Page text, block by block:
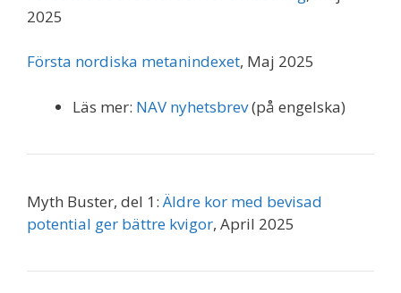
2025
Första nordiska metanindexet, Maj 2025
Läs mer: NAV nyhetsbrev(på engelska)
Myth Buster, del 1:Äldre kor med bevisad
potential ger bättre kvigor, April 2025